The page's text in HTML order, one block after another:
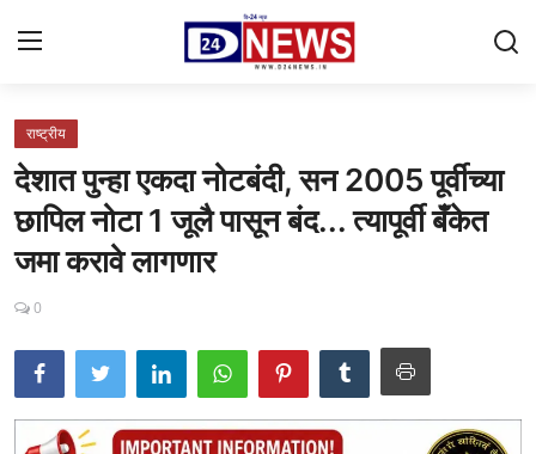
Gallery
Contact
राष्ट्रीय
महाराष्ट्र
शहर
ताजी बातमी
राष्ट्रीय
देशात पुन्हा एकदा नोटबंदी, सन 2005 पूर्वीच्या
छापिल नोटा 1 जूलै पासून बंद... त्यापूर्वी बँकेत
जमा करावे लागणार
0